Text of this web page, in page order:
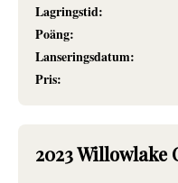
Lagringstid:
Poäng:
Lanseringsdatum:
Pris:
2023 Willowlake